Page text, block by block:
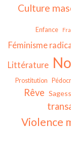
Culture
Enfance
Féminisme
Littérature
Prostitution
Rêve
Violence